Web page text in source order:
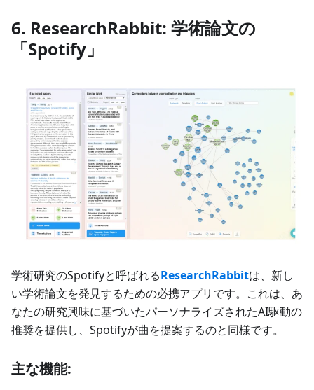
6. ResearchRabbit: 学術論文の
「Spotify」
学術研究のSpotifyと呼ばれるResearchRabbitは、新し
い学術論文を発見するための必携アプリです。これは、あ
なたの研究興味に基づいたパーソナライズされたAI駆動の
推奨を提供し、Spotifyが曲を提案するのと同様です。
主な機能: